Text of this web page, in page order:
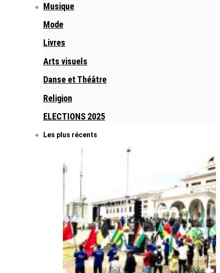
Musique
Mode
Livres
Arts visuels
Danse et Théâtre
Religion
ELECTIONS 2025
Les plus récents